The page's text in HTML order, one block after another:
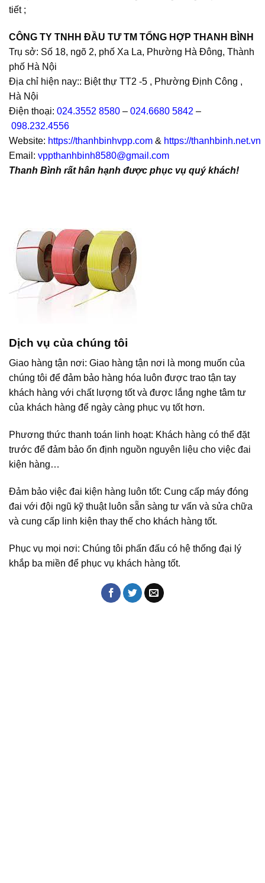
tiết ;
CÔNG TY TNHH ĐẦU TƯ TM TỔNG HỢP THANH BÌNH
Trụ sở: Số 18, ngõ 2, phố Xa La, Phường Hà Đông, Thành
phố Hà Nội
Địa chỉ hiện nay:: Biệt thự TT2 -5 , Phường Định Công ,
Hà Nội
Điện thoại: 024.3552 8580 – 024.6680 5842 –
098.232.4556
Website: https://thanhbinhvpp.com & https://thanhbinh.net.vn
Email: vppthanhbinh8580@gmail.com
Thanh Bình rất hân hạnh được phục vụ quý khách!
Dịch vụ của chúng tôi
Giao hàng tận nơi: Giao hàng tận nơi là mong muốn của
chúng tôi để đảm bảo hàng hóa luôn được trao tận tay
khách hàng với chất lượng tốt và được lắng nghe tâm tư
của khách hàng để ngày càng phục vụ tốt hơn.
Phương thức thanh toán linh hoạt: Khách hàng có thể đặt
trước để đảm bảo ổn định nguồn nguyên liệu cho việc đai
kiện hàng…
Đảm bảo việc đai kiện hàng luôn tốt: Cung cấp máy đóng
đai với đội ngũ kỹ thuật luôn sẵn sàng tư vấn và sửa chữa
và cung cấp linh kiện thay thế cho khách hàng tốt.
Phục vụ mọi nơi: Chúng tôi phấn đấu có hệ thống đại lý
khắp ba miền để phục vụ khách hàng tốt.